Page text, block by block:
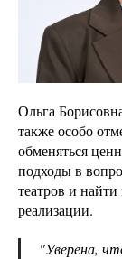
Ольга
также особо
обменяться
подходы в
театров и
реализации.
"Уверена,